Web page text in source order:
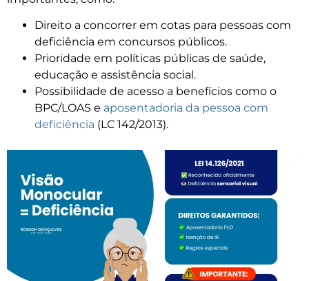
Direito a concorrer em cotas para pessoas com
deficiência em concursos públicos.
Prioridade em políticas públicas de saúde,
educação e assistência social.
Possibilidade de acesso a benefícios como o
BPC/LOAS e aposentadoria da pessoa com
deficiência (LC 142/2013).